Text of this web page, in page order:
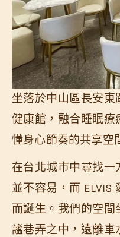
坐落於中山區長安東
健康館，融合睡眠療
懂身心節奏的共享空
在台北城市中尋找
並不容易，而 ELVIS
而誕生。我們的空
謐巷弄之中，遠離車